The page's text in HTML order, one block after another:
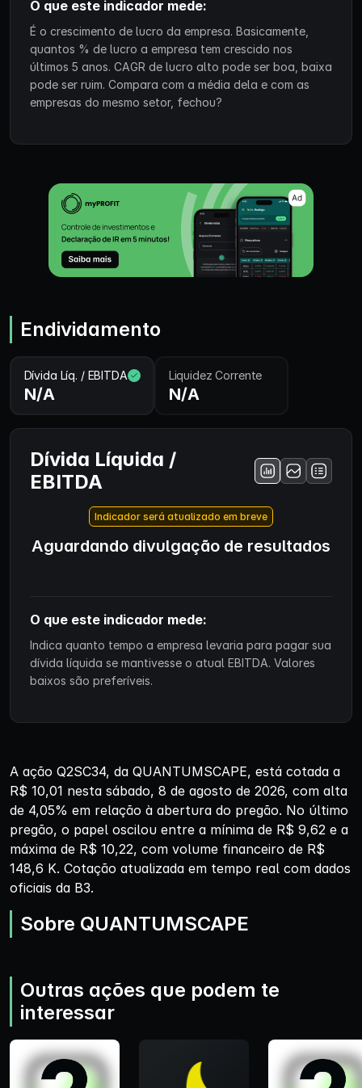
O que este indicador mede:
É o crescimento de lucro da empresa. Basicamente,
quantos % de lucro a empresa tem crescido nos
últimos 5 anos. CAGR de lucro alto pode ser boa, baixa
pode ser ruim. Compara com a média dela e com as
empresas do mesmo setor, fechou?
Endividamento
Dívida Líq. / EBITDA
N/A
Liquidez Corrente
N/A
Dívida Líquida /
EBITDA
Indicador será atualizado em breve
Aguardando divulgação de resultados
O que este indicador mede:
Indica quanto tempo a empresa levaria para pagar sua
dívida líquida se mantivesse o atual EBITDA. Valores
baixos são preferíveis.
A ação Q2SC34, da QUANTUMSCAPE, está cotada a
R$ 10,01 nesta sábado, 8 de agosto de 2026, com alta
de 4,05% em relação à abertura do pregão. No último
pregão, o papel oscilou entre a mínima de R$ 9,62 e a
máxima de R$ 10,22, com volume financeiro de R$
148,6 K. Cotação atualizada em tempo real com dados
oficiais da B3.
Sobre QUANTUMSCAPE
Outras ações que podem te
interessar